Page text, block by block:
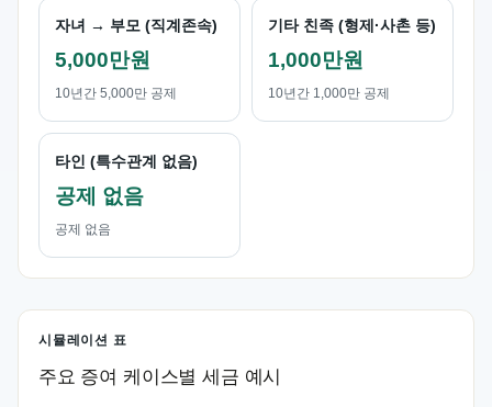
자녀 → 부모 (직계존속)
5,000만원
10년간 5,000만 공제
기타 친족 (형제·사촌 등)
1,000만원
10년간 1,000만 공제
타인 (특수관계 없음)
공제 없음
공제 없음
시뮬레이션 표
주요 증여 케이스별 세금 예시